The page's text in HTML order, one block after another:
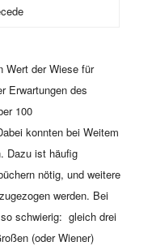
Wert der Wiese für
Erwartungen des
100
konnten bei Weitem
Dazu ist häufig
nötig, und weitere
werden. Bei
schwierig: gleich drei
(oder Wiener)